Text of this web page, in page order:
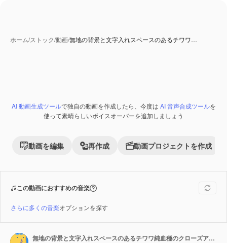
ホーム/ストック/動画/無地の背景と文字入れスペースのあるチワワ…
Premium
AI 動画生成ツールで独自の動画を作成したら、今度は AI 音声合成ツールを
使って素晴らしいボイスオーバーを追加しましょう
動画を編集 再作成 動画プロジェクトを作成
この動画におすすめの音楽
さらに多くの音楽オプションを探す
無地の背景と文字入れスペースのあるチワワ純血種のクローズアップ。